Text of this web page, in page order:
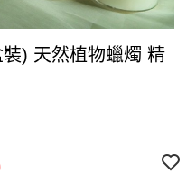
) 天然植物蠟燭 精